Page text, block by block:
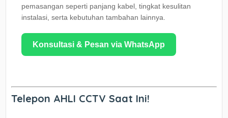
pemasangan seperti panjang kabel, tingkat kesulitan
instalasi, serta kebutuhan tambahan lainnya.
Konsultasi & Pesan via WhatsApp
Telepon AHLI CCTV Saat Ini!